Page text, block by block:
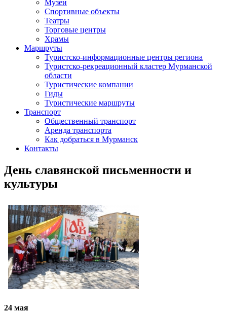
Музеи
Спортивные объекты
Театры
Торговые центры
Храмы
Маршруты
Туристско-информационные центры региона
Туристско-рекреационный кластер Мурманской
области
Туристические компании
Гиды
Туристические маршруты
Транспорт
Общественный транспорт
Аренда транспорта
Как добраться в Мурманск
Контакты
День славянской письменности и
культуры
24 мая